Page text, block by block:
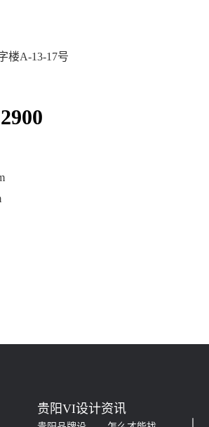
楼A-13-17号
贵阳VI设计资讯